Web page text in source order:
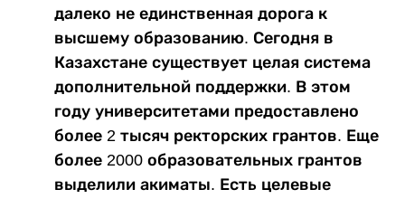
далеко не единственная дорога к
высшему образованию. Сегодня в
Казахстане существует целая система
дополнительной поддержки. В этом
году университетами предоставлено
более 2 тысяч ректорских грантов. Еще
более 2000 образовательных грантов
выделили акиматы. Есть целевые